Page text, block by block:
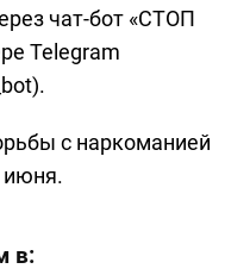
чат-бот «СТОП
Telegram
с наркоманией
июня.